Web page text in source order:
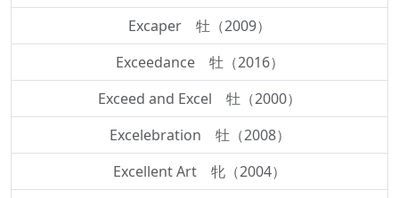
Excaper 牡（2009）
Exceedance 牡（2016）
Exceed and Excel 牡（2000）
Excelebration 牡（2008）
Excellent Art 牝（2004）